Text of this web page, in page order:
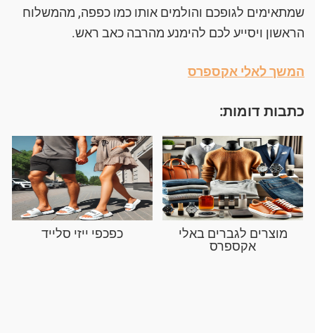
שמתאימים לגופכם והולמים אותו כמו כפפה, מהמשלוח
הראשון ויסייע לכם להימנע מהרבה כאב ראש.
המשך לאלי אקספרס
כתבות דומות:
מוצרים לגברים באלי
אקספרס
כפכפי ייזי סלייד